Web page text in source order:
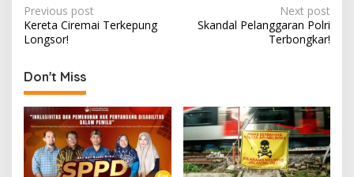
Post
navigation
Previous post
Kereta Ciremai Terkepung
Longsor!
Next post
Skandal Pelanggaran Polri
Terbongkar!
Don't Miss